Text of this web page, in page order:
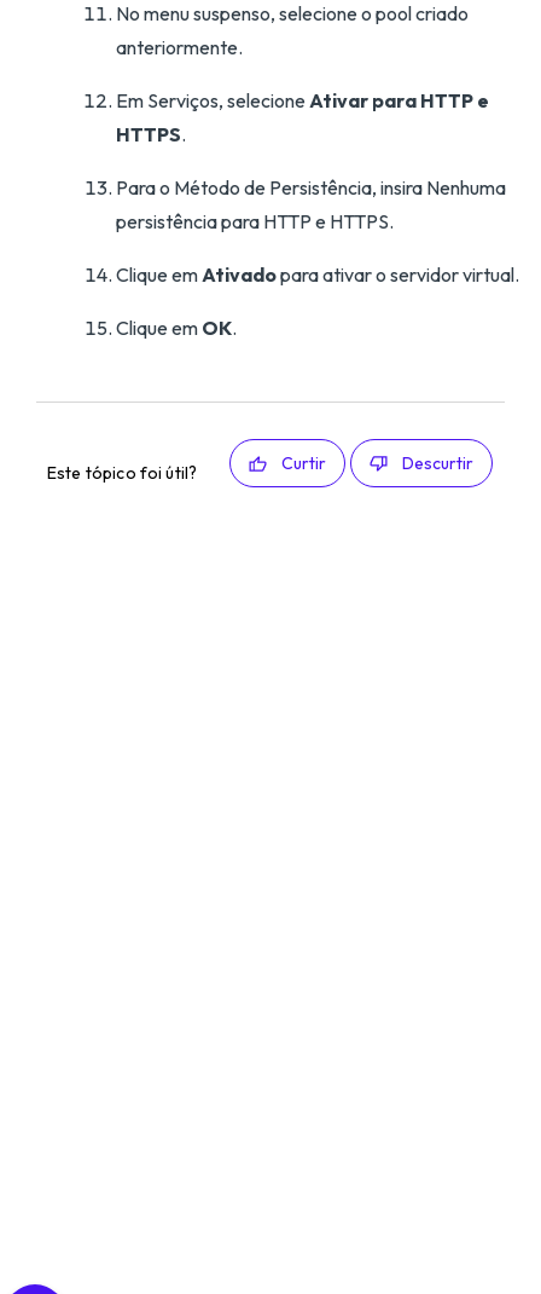
No menu suspenso, selecione o pool criado
anteriormente.
Em Serviços, selecioneAtivar para HTTP e
HTTPS.
Para o Método de Persistência, insira Nenhuma
persistência para HTTP e HTTPS.
Clique emAtivadopara ativar o servidor virtual.
Clique em OK.
Este tópico foi útil? Curtir Descurtir